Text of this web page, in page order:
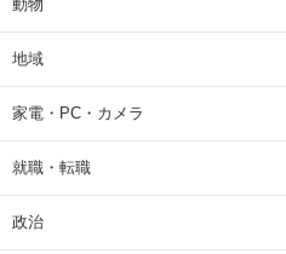
動物
地域
家電・PC・カメラ
就職・転職
政治